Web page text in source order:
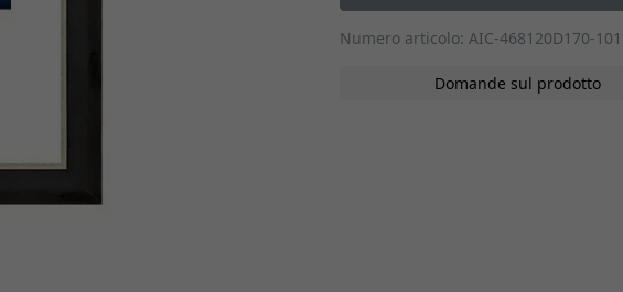
Numero articolo: AIC-468120D170-
Domande sul prodotto